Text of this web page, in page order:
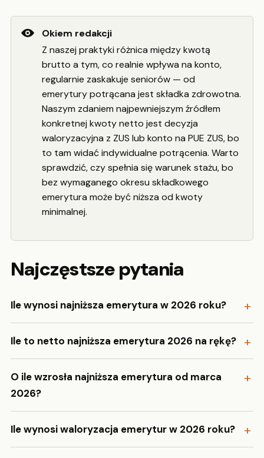
Okiem redakcji
Z naszej praktyki różnica między kwotą
brutto a tym, co realnie wpływa na konto,
regularnie zaskakuje seniorów — od
emerytury potrącana jest składka zdrowotna.
Naszym zdaniem najpewniejszym źródłem
konkretnej kwoty netto jest decyzja
waloryzacyjna z ZUS lub konto na PUE ZUS, bo
to tam widać indywidualne potrącenia. Warto
sprawdzić, czy spełnia się warunek stażu, bo
bez wymaganego okresu składkowego
emerytura może być niższa od kwoty
minimalnej.
Najczęstsze pytania
Ile wynosi najniższa emerytura w 2026 roku?
Ile to netto najniższa emerytura 2026 na rękę?
O ile wzrosła najniższa emerytura od marca
2026?
Ile wynosi waloryzacja emerytur w 2026 roku?